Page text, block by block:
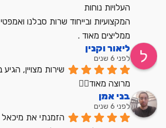
העלויות נוחות
המקצועיות ובייחוד שרות סבלנו ואמפטי
ממליצים מאוד .
ליאור וקנין
לפני 6 שנים
מרוצה מאוד👍🏼
בני אמן
לפני 6 שנים